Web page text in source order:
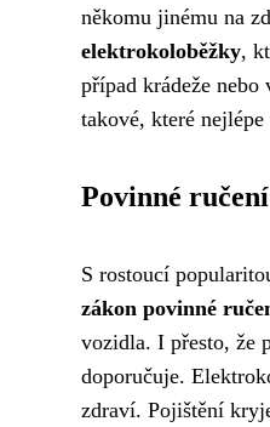
někomu jinému na
elektrokoloběžky,
případ krádeže
takové, které
Povinné
S rostoucí
zákon povinné
vozidla. I přesto, že
doporučuje.
zdraví. Pojištění